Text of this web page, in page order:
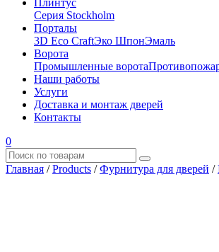
Плинтус
Серия Stockholm
Порталы
3D Eco CraftЭко ШпонЭмаль
Ворота
Промышленные ворота
Наши работы
Услуги
Доставка и монтаж дверей
Контакты
0
Главная /Products /Фурнитура для дверей /